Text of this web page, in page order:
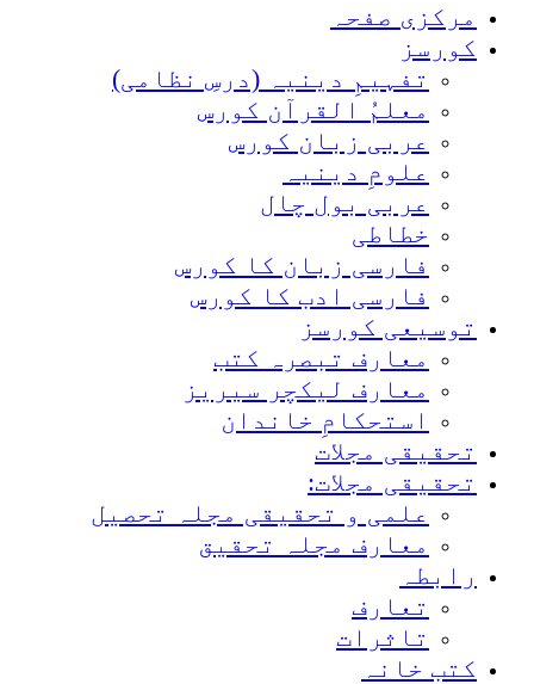
مرکزی صفحہ
کورسز
تفہیمِ دینیہ (درسِ نظامی)
معلمُ القرآن کورس
عربی زبان کورس
علومِ دینیہ
عربی بول چال
خطاطی
فارسی زبان کا کورس
فارسی ادب کا کورس
توسیعی کورسز
معارف تبصرہ کتب
معارف لیکچر سیریز
استحکامِ خاندان
تحقیقی مجلات
تحقیقی مجلات:
علمی و تحقیقی مجلہ تحصیل
معارف مجلہ تحقیق
رابطہ
تعارف
تاثرات
کتب خانہ